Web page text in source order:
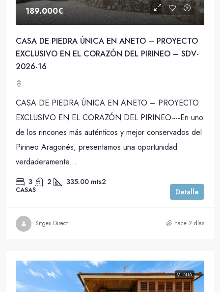
189.000€
CASA DE PIEDRA ÚNICA EN ANETO – PROYECTO
EXCLUSIVO EN EL CORAZÓN DEL PIRINEO – SDV-
2026-16
CASA DE PIEDRA ÚNICA EN ANETO – PROYECTO
EXCLUSIVO EN EL CORAZÓN DEL PIRINEO~~En uno
de los rincones más auténticos y mejor conservados del
Pirineo Aragonés, presentamos una oportunidad
verdaderamente...
3 2 335.00 mts2
CASAS Detalle
Sitges Direct hace 2 días
VENTA